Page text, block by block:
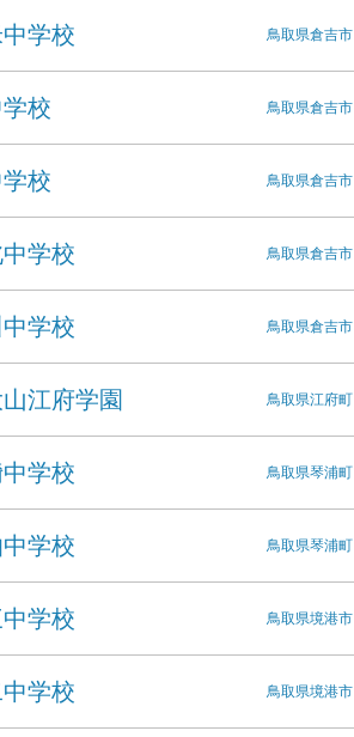
学校 鳥取県倉吉市
校 鳥取県倉吉市
校 鳥取県倉吉市
学校 鳥取県倉吉市
学校 鳥取県倉吉市
江府学園 鳥取県江府町
学校 鳥取県琴浦町
学校 鳥取県琴浦町
学校 鳥取県境港市
学校 鳥取県境港市